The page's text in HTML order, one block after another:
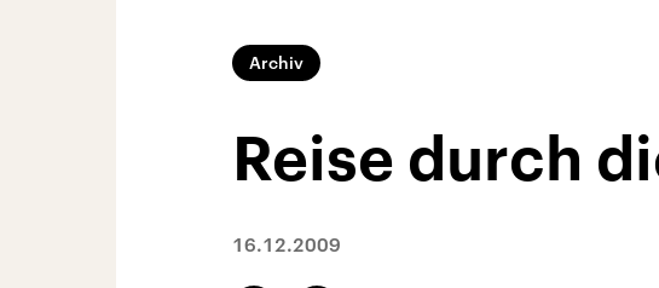
Archiv
Reise durch
16.12.2009